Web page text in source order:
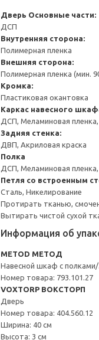
Дверь Основные части:
ДСП
Внутренняя сторона:
Полимерная пленка
Внешняя сторона:
Полимерная пленка (мин.
Кромка:
Пластиковая окантовка
Каркас навесного
ДСП, Меламиновая
Задняя стенка:
ДВП, Акриловая краска
Полка
ДСП, Меламиновая
Петля со встроенным
Сталь, Никелирование
Протирать тканью,
Вытирать чистой сухой
Информация об
METOD МЕТОД
Навесной шкаф с
Номер товара: 793.101.27
VOXTORP ВОКСТОРП
Дверь
Номер товара: 404.560.12
Ширина: 40 см
Высота: 3 см